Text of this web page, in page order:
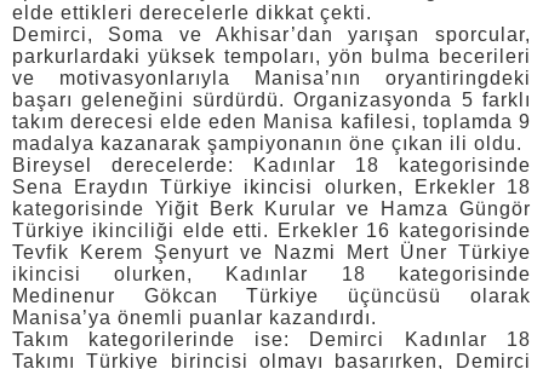
elde ettikleri derecelerle dikkat çekti.
Demirci, Soma ve Akhisar’dan yarışan sporcular,
parkurlardaki yüksek tempoları, yön bulma becerileri
ve motivasyonlarıyla Manisa’nın oryantiringdeki
başarı geleneğini sürdürdü. Organizasyonda 5 farklı
takım derecesi elde eden Manisa kafilesi, toplamda 9
madalya kazanarak şampiyonanın öne çıkan ili oldu.
Bireysel derecelerde: Kadınlar 18 kategorisinde
Sena Eraydın Türkiye ikincisi olurken, Erkekler 18
kategorisinde Yiğit Berk Kurular ve Hamza Güngör
Türkiye ikinciliği elde etti. Erkekler 16 kategorisinde
Tevfik Kerem Şenyurt ve Nazmi Mert Üner Türkiye
ikincisi olurken, Kadınlar 18 kategorisinde
Medinenur Gökcan Türkiye üçüncüsü olarak
Manisa’ya önemli puanlar kazandırdı.
Takım kategorilerinde ise: Demirci Kadınlar 18
Takımı Türkiye birincisi olmayı başarırken, Demirci